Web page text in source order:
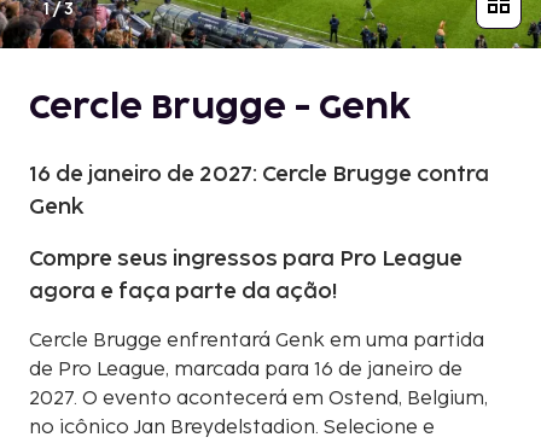
1/3
Cercle Brugge - Genk
16 de janeiro de 2027: Cercle Brugge contra
Genk
Compre seus ingressos para Pro League
agora e faça parte da ação!
Cercle Brugge enfrentará Genk em uma partida
de Pro League, marcada para 16 de janeiro de
2027. O evento acontecerá em Ostend, Belgium,
no icônico Jan Breydelstadion. Selecione e